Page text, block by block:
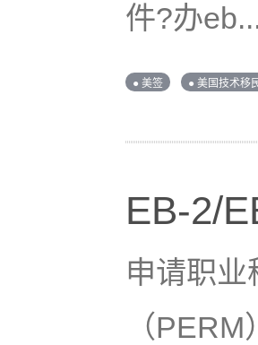
件?办
● 美签 ● 美国技术移
EB-2/
申请职
（